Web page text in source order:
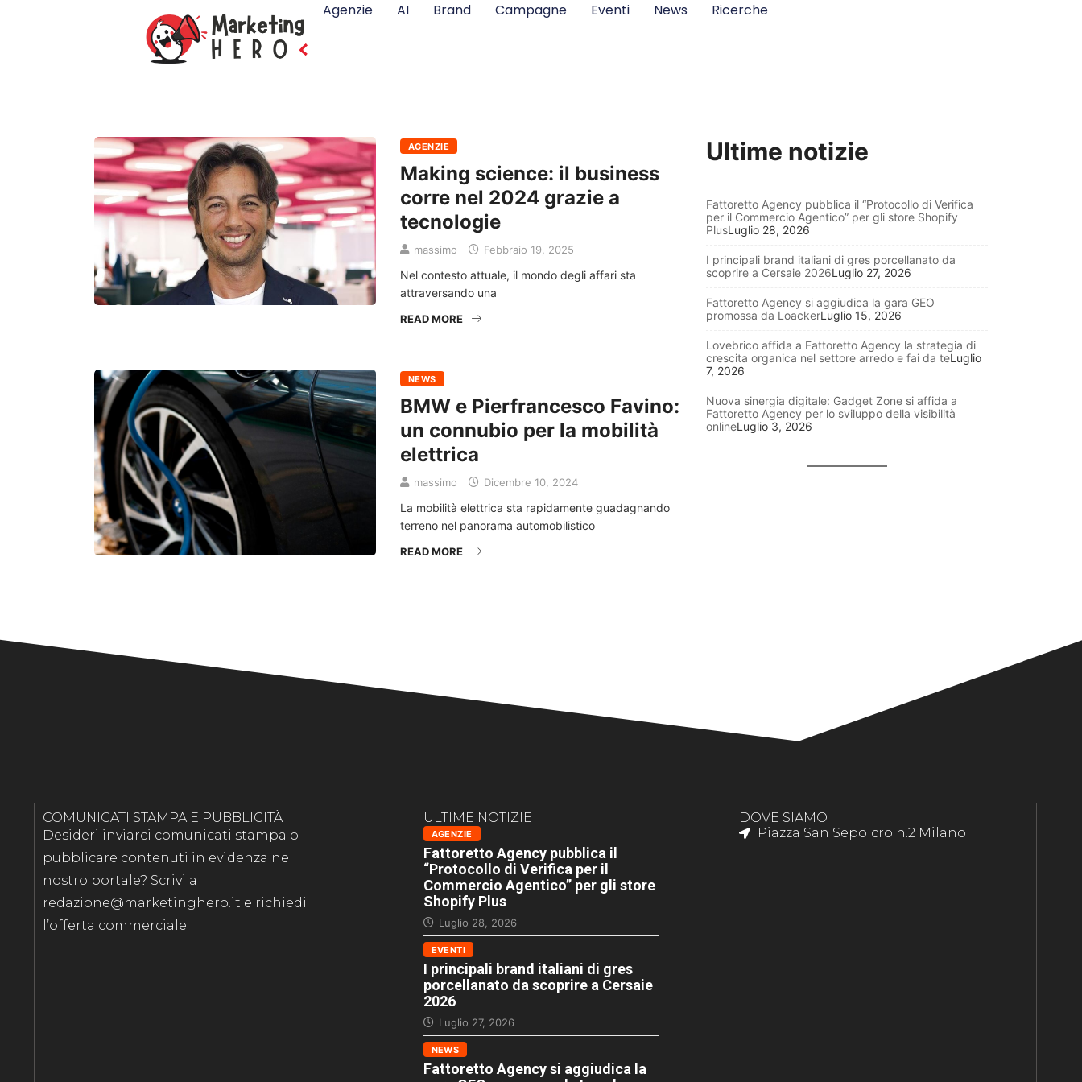
Agenzie AI Brand Campagne Eventi News Ricerche
AGENZIE
Making science: il business
corre nel 2024 grazie a
tecnologie
massimo Febbraio 19, 2025
Nel contesto attuale, il mondo degli affari sta
attraversando una
READ MORE
NEWS
BMW e Pierfrancesco Favino:
un connubio per la mobilità
elettrica
massimo Dicembre 10, 2024
La mobilità elettrica sta rapidamente guadagnando
terreno nel panorama automobilistico
READ MORE
Ultime notizie
Fattoretto Agency pubblica il “Protocollo di Verifica
per il Commercio Agentico” per gli store Shopify
PlusLuglio 28, 2026
I principali brand italiani di gres porcellanato da
scoprire a Cersaie 2026Luglio 27, 2026
Fattoretto Agency si aggiudica la gara GEO
promossa da LoackerLuglio 15, 2026
Lovebrico affida a Fattoretto Agency la strategia di
crescita organica nel settore arredo e fai da teLuglio
7, 2026
Nuova sinergia digitale: Gadget Zone si affida a
Fattoretto Agency per lo sviluppo della visibilità
onlineLuglio 3, 2026
COMUNICATI STAMPA E PUBBLICITÀ
Desideri inviarci comunicati stampa o
pubblicare contenuti in evidenza nel
nostro portale? Scrivi a
redazione@marketinghero.it e richiedi
l’offerta commerciale.
ULTIME NOTIZIE
AGENZIE
Fattoretto Agency pubblica il
“Protocollo di Verifica per il
Commercio Agentico” per gli store
Shopify Plus
Luglio 28, 2026
EVENTI
I principali brand italiani di gres
porcellanato da scoprire a Cersaie
2026
Luglio 27, 2026
NEWS
Fattoretto Agency si aggiudica la
DOVE SIAMO
Piazza San Sepolcro n.2 Milano